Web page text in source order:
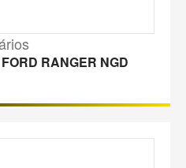
RANGER NGD